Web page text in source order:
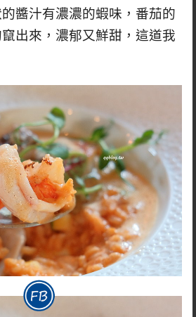
醬汁有濃濃的蝦味，番茄的
出來，濃郁又鮮甜，這道我